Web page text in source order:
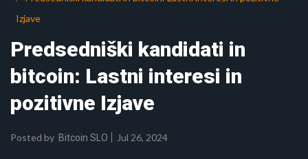
Izjave
Predsedniški kandidati in
bitcoin: Lastni interesi in
pozitivne Izjave
Posted by Bitcoin SLO Jul 26, 2024